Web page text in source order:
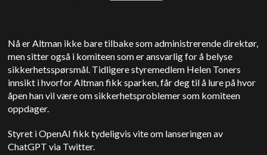
Nå er Altman ikke bare tilbake som administrerende direktør,
men sitter også i komiteen som er ansvarlig for å belyse
sikkerhetsspørsmål. Tidligere styremedlem Helen Toners
innsikt i hvorfor Altman fikk sparken, får deg til å lure på hvor
åpen han vil være om sikkerhetsproblemer som komiteen
oppdager.
Styret i OpenAI fikk tydeligvis vite om lanseringen av
ChatGPT via Twitter.